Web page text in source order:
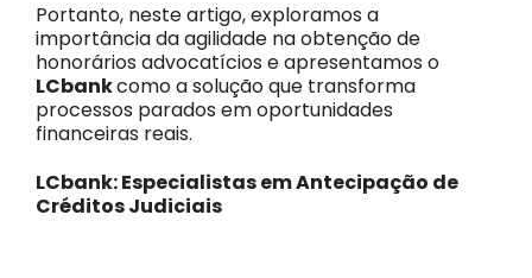
Portanto, neste artigo, exploramos a
importância da agilidade na obtenção de
honorários advocatícios e apresentamos o
LCbankcomo a solução que transforma
processos parados em oportunidades
financeiras reais.
LCbank: Especialistas em Antecipação de
Créditos Judiciais